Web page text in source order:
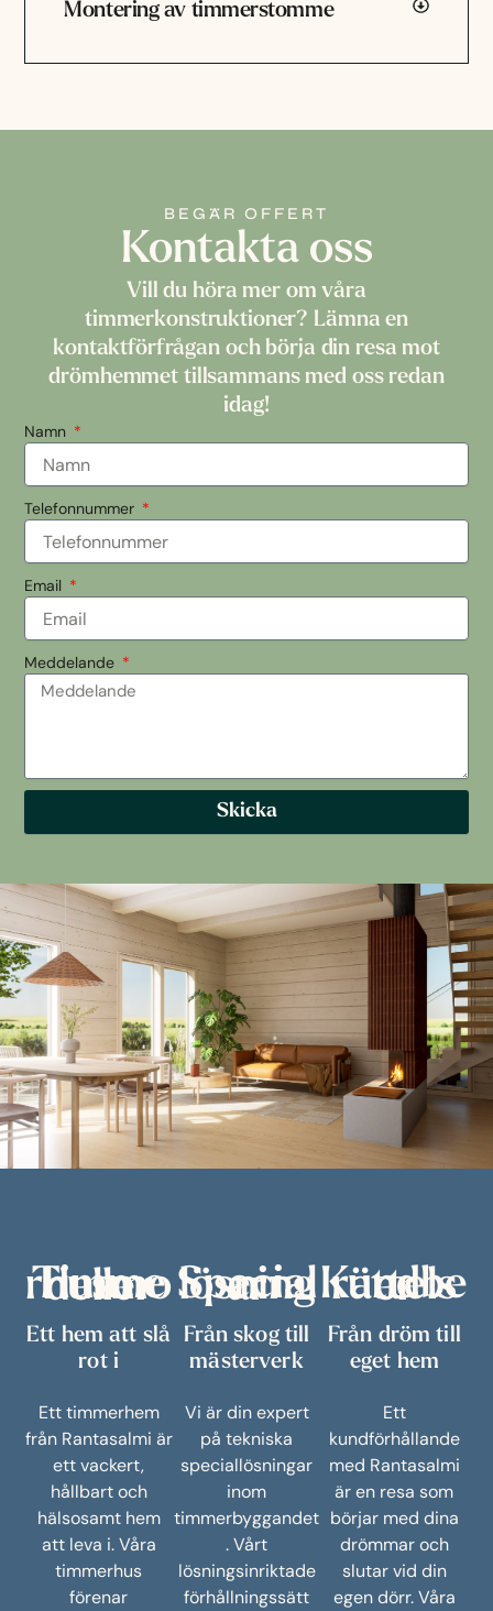
Montering av timmerstomme
BEGÄR OFFERT
Kontakta oss
Vill du höra mer om våra
timmerkonstruktioner? Lämna en
kontaktförfrågan och börja din resa mot
drömhemmet tillsammans med oss redan
idag!
Namn
Telefonnummer
Email
Meddelande
Skicka
Timmerhusmodeller
Ett hem att slå
rot i
Ett timmerhem
från Rantasalmi är
ett vackert,
hållbart och
hälsosamt hem
att leva i. Våra
timmerhus
förenar
Speciallösningar
Från skog till
mästerverk
Vi är din expert
på tekniska
speciallösningar
inom
timmerbyggandet
. Vårt
lösningsinriktade
förhållningssätt
Kundberättelser
Från dröm till
eget hem
Ett
kundförhållande
med Rantasalmi
är en resa som
börjar med dina
drömmar och
slutar vid din
egen dörr. Våra